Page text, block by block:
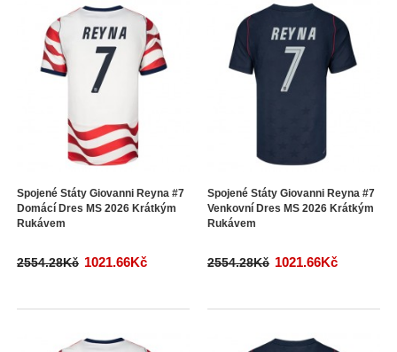
Spojené Státy Giovanni Reyna #7
Domácí Dres MS 2026 Krátkým
Rukávem
2554.28Kč 1021.66Kč
Spojené Státy Giovanni Reyna #7
Venkovní Dres MS 2026 Krátkým
Rukávem
2554.28Kč 1021.66Kč